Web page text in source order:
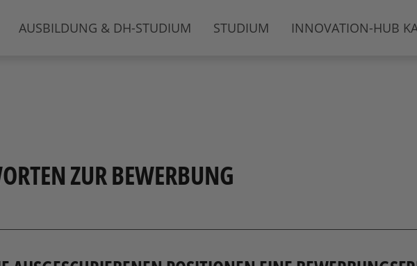
AUSBILDUNG & DH-STUDIUM STUDIUM INNOVATION-HUB